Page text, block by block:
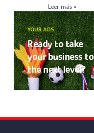
Leer más »
YOUR ADS
Ready to take
your business to
the next level?